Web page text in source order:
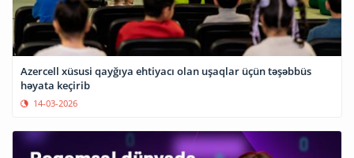
Azercell xüsusi qayğıya ehtiyacı olan uşaqlar üçün təşəbbüs
həyata keçirib
14-03-2026